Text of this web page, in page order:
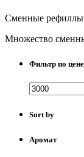
Сменные рефиллы
Множество
Фильтр по цене
Sort by
Аромат